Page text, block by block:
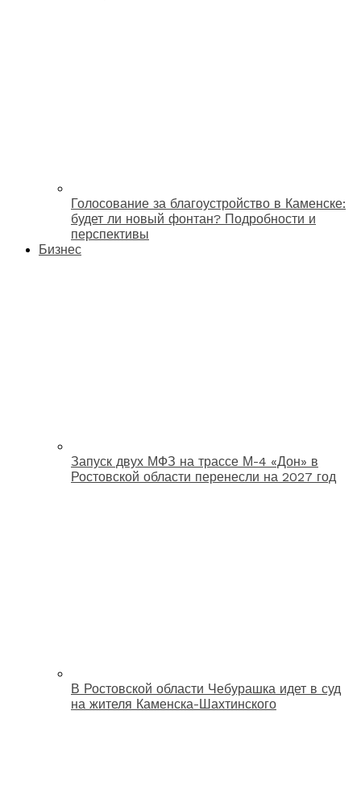
Голосование за благоустройство в Каменске:
будет ли новый фонтан? Подробности и
перспективы
Бизнес
Запуск двух МФЗ на трассе М-4 «Дон» в
Ростовской области перенесли на 2027 год
В Ростовской области Чебурашка идет в суд
на жителя Каменска-Шахтинского